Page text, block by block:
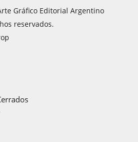
Gráfico Editorial Argentino
reservados.